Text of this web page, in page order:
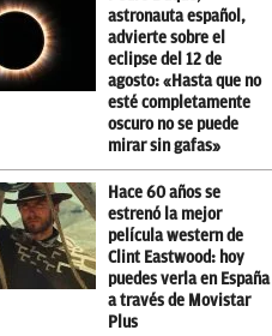
astronauta español,
advierte sobre el
eclipse del 12 de
agosto: «Hasta que no
esté completamente
oscuro no se puede
mirar sin gafas»
Hace 60 años se
estrenó la mejor
película western de
Clint Eastwood: hoy
puedes verla en España
a través de Movistar
Plus